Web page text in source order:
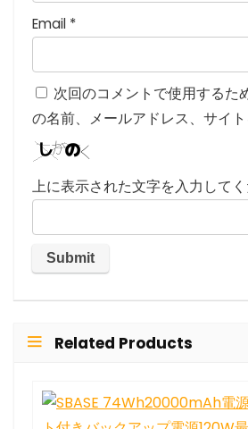
Email *
次回のコメントで使用するた
の名前、メールアドレス、サイト
上に表示された文字を入力してく
Related Products